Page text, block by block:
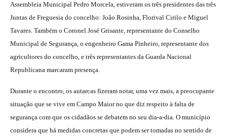
Assembleia Municipal Pedro Morcela, estiveram os três presidentes das três
Juntas de Freguesia do concelho: João Rosinha, Florival Cirilo e Miguel
Tavares. Também o Coronel José Grisante, representante do Conselho
Municipal de Segurança, o engenheiro Gama Pinheiro, representante dos
agricultores do concelho, e três representantes da Guarda Nacional
Republicana marcaram presença.
Durante o encontro, os autarcas fizeram notar, uma vez mais, a preocupante
situação que se vive em Campo Maior no que diz respeito à falta de
segurança com que os cidadãos se debatem no seu dia-a-dia. O município
considera que há medidas concretas que podem ser tomadas no sentido de